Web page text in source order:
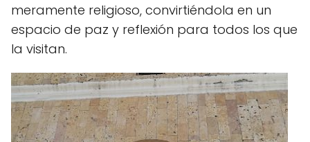
meramente religioso, convirtiéndola en un
espacio de paz y reflexión para todos los que
la visitan.